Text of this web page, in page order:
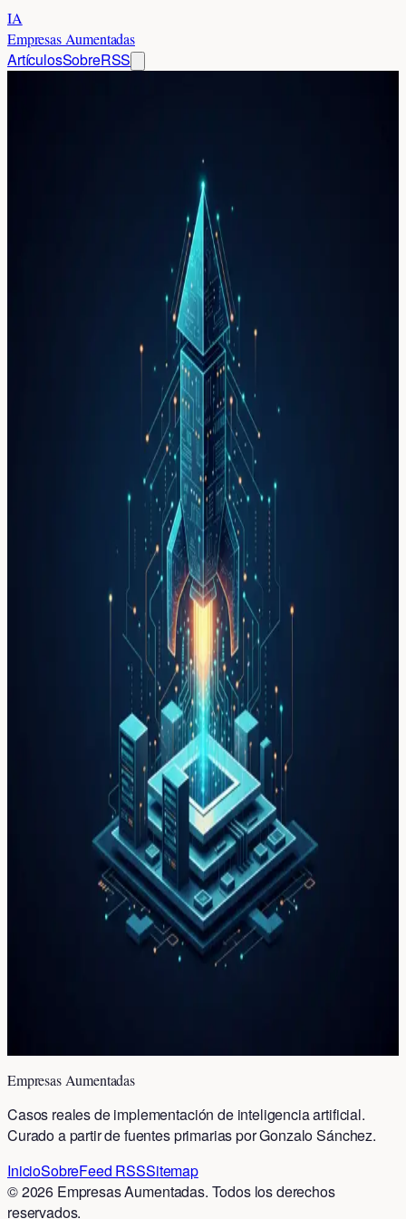
IA
Empresas Aumentadas
ArtículosSobreRSS
de implementación de IA relacionados con
Brecha de seguridad OAuth en Vercel:
cómo una herramienta de IA expuso
datos por $2 millones
Vercel sufrió una brecha de seguridad OAuth cuando un
empleado conectó una herramienta de IA a su cuenta
corporativa. El atacante exigió $2M por los datos
robados.
Cómo los agentes de IA dispararon los
ingresos de Vercel 240% y por qué
esto importa para tu empresa
Empresas Aumentadas
Casos reales de implementación de inteligencia artificial.
Curado a partir de fuentes primarias por Gonzalo Sánchez.
InicioSobreFeed RSSSitemap
©2026 Empresas Aumentadas. Todos los derechos
reservados.